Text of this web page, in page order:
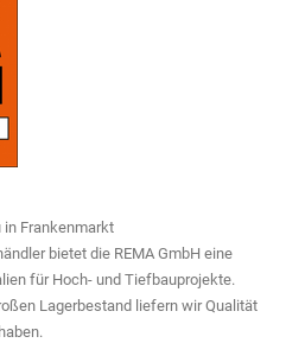
in Frankenmarkt
bietet die REMA GmbH eine
für Hoch- und Tiefbauprojekte.
Lagerbestand liefern wir Qualität